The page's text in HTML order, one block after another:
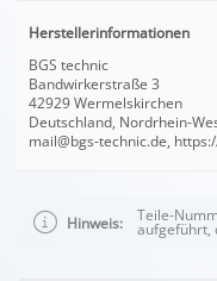
Herstellerinformationen
BGS technic
Bandwirkerstraße 3
42929 Wermelskirchen
Deutschland, Nordrhein-
mail@bgs-technic.de,
Hinweis: Teile-
aufgeführt,